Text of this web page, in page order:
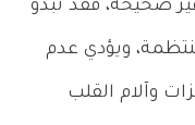
صحيحة، فقد تبدو
ويؤدي عدم
وآلام القلب